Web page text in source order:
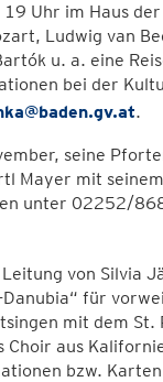
Uhr im Haus
Ludwig van
u. a. eine
bei der
.
seine
Mayer mit
unter 02252/
von Silvia
für
mit dem St.
Choir aus
bzw.